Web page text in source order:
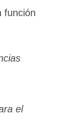
función
el